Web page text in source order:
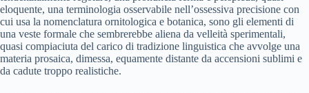
eloquente, una terminologia osservabile nell’ossessiva precisione con
cui usa la nomenclatura ornitologica e botanica, sono gli elementi di
una veste formale che sembrerebbe aliena da velleità sperimentali,
quasi compiaciuta del carico di tradizione linguistica che avvolge una
materia prosaica, dimessa, equamente distante da accensioni sublimi e
da cadute troppo realistiche.